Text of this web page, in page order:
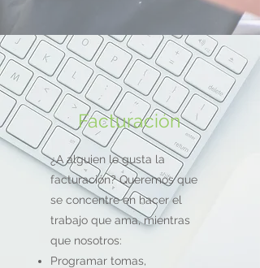
Facturación
¿A alguien le gusta la
facturación? Queremos que
se concentre en hacer el
trabajo que ama, mientras
que nosotros:
Programar tomas,